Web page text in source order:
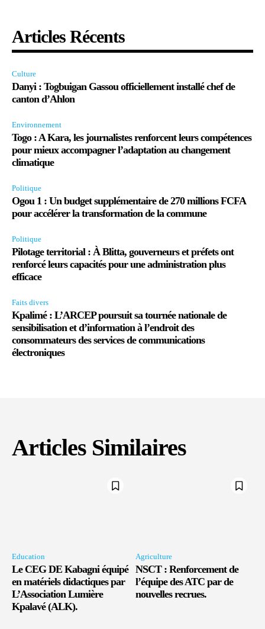
Articles Récents
Culture
Danyi : Togbuigan Gassou officiellement installé chef de
canton d’Ahlon
Environnement
Togo : A Kara, les journalistes renforcent leurs compétences
pour mieux accompagner l’adaptation au changement
climatique
Politique
Ogou 1 : Un budget supplémentaire de 270 millions FCFA
pour accélérer la transformation de la commune
Politique
Pilotage territorial : À Blitta, gouverneurs et préfets ont
renforcé leurs capacités pour une administration plus
efficace
Faits divers
Kpalimé : L’ARCEP poursuit sa tournée nationale de
sensibilisation et d’information à l’endroit des
consommateurs des services de communications
électroniques
Articles Similaires
Education
Le CEG DE Kabagni équipé
en matériels didactiques par
L’Association Lumière
Kpalavé (ALK).
Agriculture
NSCT : Renforcement de
l’équipe des ATC par de
nouvelles recrues.